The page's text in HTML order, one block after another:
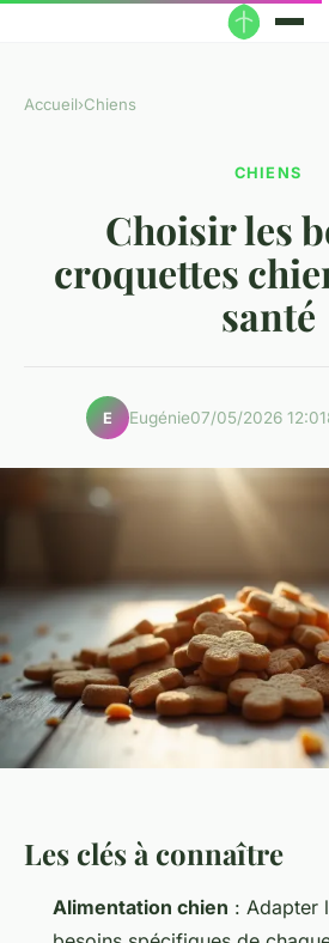
Accueil›Chiens
CHIENS
Choisir les
croquettes
santé
E Eugénie07/05/2026 12:01
Les clés à connaître
Alimentation chien : Adapter